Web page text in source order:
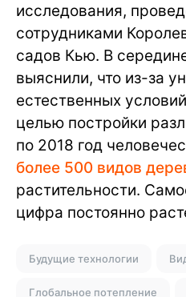
исследования,
сотрудниками
садов Кью. В
выяснили, что из-за
естественных
целью постройки
по 2018 год
более 500 видов
растительности.
цифра постоянно
Будущие технологии
Глобальное потепление